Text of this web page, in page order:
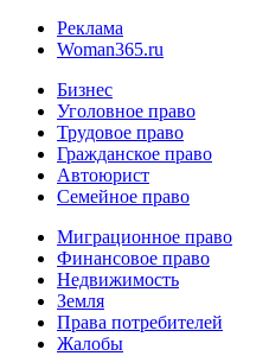
Реклама
Woman365.ru
Бизнес
Уголовное право
Трудовое право
Гражданское право
Автоюрист
Семейное право
Миграционное право
Финансовое право
Недвижимость
Земля
Права потребителей
Жалобы